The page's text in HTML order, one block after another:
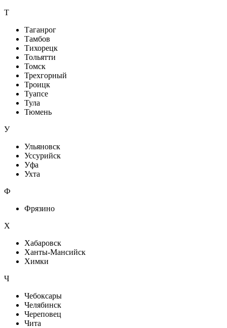
Т
Таганрог
Тамбов
Тихорецк
Тольятти
Томск
Трехгорный
Троицк
Туапсе
Тула
Тюмень
У
Ульяновск
Уссурийск
Уфа
Ухта
Ф
Фрязино
Х
Хабаровск
Ханты-Мансийск
Химки
Ч
Чебоксары
Челябинск
Череповец
Чита